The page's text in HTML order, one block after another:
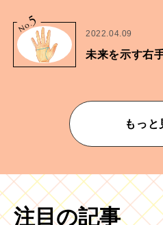
No.
5
2022.04.09
未来を示す右
もっと
注目の記事